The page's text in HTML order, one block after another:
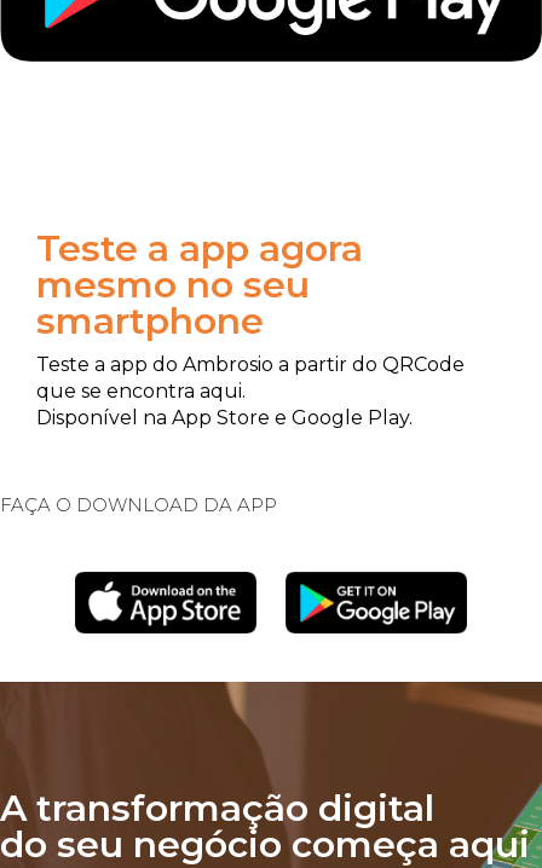
Teste a app agora
mesmo no seu
smartphone
Teste a app do Ambrosio a partir do QRCode
que se encontra aqui.
Disponível na App Store e Google Play.
FAÇA O DOWNLOAD DA APP
A transformação digital
do seu negócio começa aqui